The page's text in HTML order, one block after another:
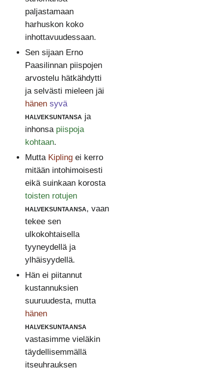
paljastamaan
harhuskon koko
inhottavuudessaan.
Sen sijaan Erno
Paasilinnan piispojen
arvostelu hätkähdytti
ja selvästi mieleen jäi
hänen syvä
halveksuntansaja
inhonsa piispoja
kohtaan.
Mutta Kiplingei kerro
mitään intohimoisesti
eikä suinkaan korosta
toisten rotujen
halveksuntaansa, vaan
tekee sen
ulkokohtaisella
tyyneydellä ja
ylhäisyydellä.
Hän ei piitannut
kustannuksien
suuruudesta, mutta
hänen
halveksuntaansa
vastasimme vieläkin
täydellisemmällä
itseuhrauksen